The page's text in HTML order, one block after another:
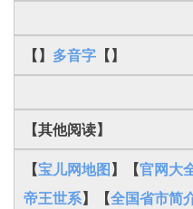
【】 多音字 【】
【其他阅读】
【宝儿网地图】【官网大
帝王世系】【全国省市简